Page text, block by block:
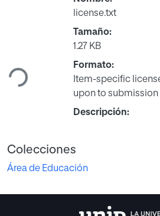
Cargando...
license.txt
Tamaño:
1.27 KB
Formato:
Item-specific
upon to submission
Descripción:
Colecciones
Área de Educación